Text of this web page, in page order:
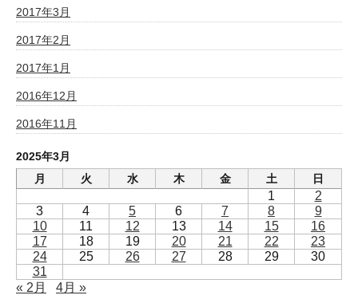
2017年3月
2017年2月
2017年1月
2016年12月
2016年11月
2025年3月
月
火 水 木 金 土 日
1
2
3
4 5 6 7 8
9
10
11 12 13 14 15
16
17
18 19 20 21 22
23
24
25 26 27 28 29
30
31
« 2月
4月 »